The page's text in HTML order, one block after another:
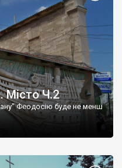
Місто Ч.2
Феодосію буде не менш